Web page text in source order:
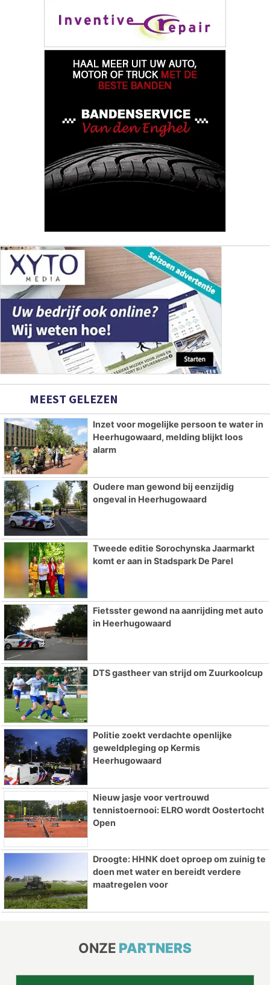
MEEST GELEZEN
Inzet voor mogelijke persoon te water in
Heerhugowaard, melding blijkt loos
alarm
Oudere man gewond bij eenzijdig
ongeval in Heerhugowaard
Tweede editie Sorochynska Jaarmarkt
komt er aan in Stadspark De Parel
Fietsster gewond na aanrijding met auto
in Heerhugowaard
DTS gastheer van strijd om Zuurkoolcup
Politie zoekt verdachte openlijke
geweldpleging op Kermis
Heerhugowaard
Nieuw jasje voor vertrouwd
tennistoernooi: ELRO wordt Oostertocht
Open
Droogte: HHNK doet oproep om zuinig te
doen met water en bereidt verdere
maatregelen voor
ONZE PARTNERS